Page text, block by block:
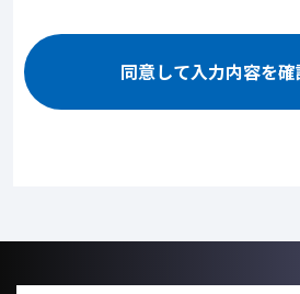
お問い合せ頂いた内容に関して、必要
ん。
利用目的の達成に必要な範囲内におい
同意して入力内容を確